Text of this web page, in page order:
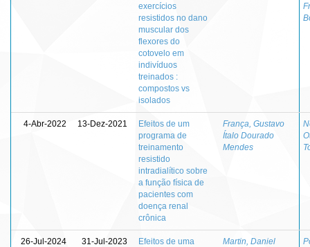
exercícios
resistidos no dano
muscular dos
flexores do
cotovelo em
indivíduos
treinados :
compostos vs
isolados
4-Abr-2022 13-Dez-2021
Efeitos de um
programa de
treinamento
resistido
intradialítico sobre
a função física de
pacientes com
doença renal
crônica
França, Gustavo
Ítalo Dourado
Mendes
26-Jul-2024 31-Jul-2023
Efeitos de uma
Martin, Daniel